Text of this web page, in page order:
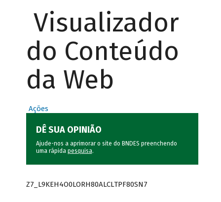
Visualizador
do Conteúdo
da Web
Ações
DÊ SUA OPINIÃO
Ajude-nos a aprimorar o site do BNDES preenchendo
uma rápida pesquisa.
Z7_L9KEH4O0LORH80ALCLTPF80SN7